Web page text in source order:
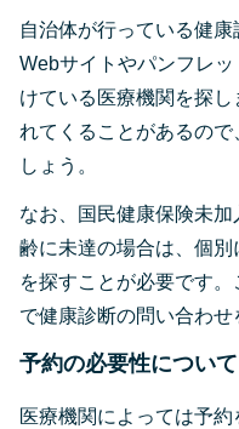
自治体が行っている健
Webサイトやパンフレ
けている医療機関を探
れてくることがあるの
しょう。
なお、国民健康保険未
齢に未達の場合は、個
を探すことが必要です
で健康診断の問い合わせ
予約の必要性について
医療機関によっては予約